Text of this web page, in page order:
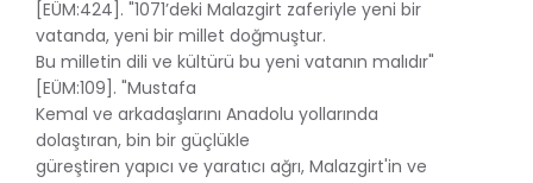
[EÜM:424]. "1071’deki Malazgirt zaferiyle yeni bir
vatanda, yeni bir millet doğmuştur.
Bu milletin dili ve kültürü bu yeni vatanın malıdır"
[EÜM:109]. "Mustafa
Kemal ve arkadaşlarını Anadolu yollarında
dolaştıran, bin bir güçlükle
güreştiren yapıcı ve yaratıcı ağrı, Malazgirt'in ve